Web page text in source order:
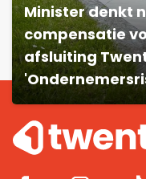
Minister denkt
compensatie
afsluiting